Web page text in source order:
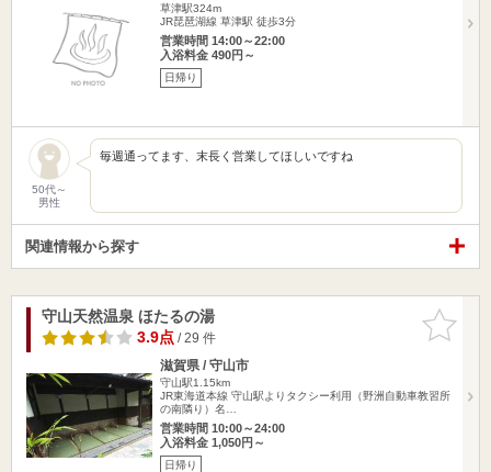
草津駅324m
JR琵琶湖線 草津駅 徒歩3分
営業時間 14:00～22:00
入浴料金 490円～
日帰り
50代～
男性
毎週通ってます、末長く営業してほしいですね
関連情報から探す
お気に入
りに追加
守山天然温泉 ほたるの湯
3.9点/ 29 件
滋賀県 / 守山市
守山駅1.15km
JR東海道本線 守山駅よりタクシー利用（野洲自動車教習所
の南隣り）名…
営業時間 10:00～24:00
入浴料金 1,050円～
日帰り